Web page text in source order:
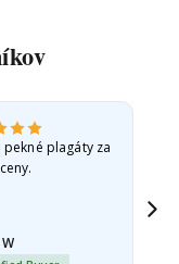
pekné plagáty za